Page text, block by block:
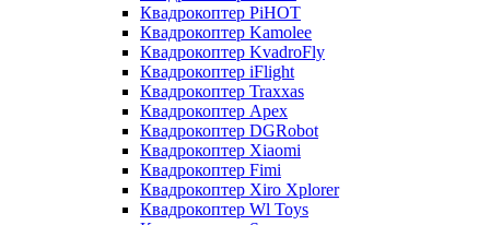
Квадрокоптер PiHOT
Квадрокоптер Kamolee
Квадрокоптер KvadroFly
Квадрокоптер iFlight
Квадрокоптер Traxxas
Квадрокоптер Apex
Квадрокоптер DGRobot
Квадрокоптер Xiaomi
Квадрокоптер Fimi
Квадрокоптер Xiro Xplorer
Квадрокоптер Wl Toys